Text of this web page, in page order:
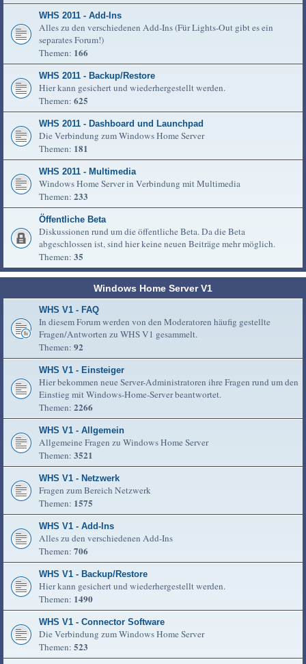
WHS 2011 - Add-Ins
Alles zu den verschiedenen Add-Ins (Für Lights-Out gibt es ein
separates Forum!)
Themen: 166
WHS 2011 - Backup/Restore
Hier kann gesichert und wiederhergestellt werden.
Themen: 625
WHS 2011 - Dashboard und Launchpad
Die Verbindung zum Windows Home Server
Themen: 181
WHS 2011 - Multimedia
Windows Home Server in Verbindung mit Multimedia
Themen: 233
Öffentliche Beta
Diskussionen rund um die öffentliche Beta. Da die Beta
abgeschlossen ist, sind hier keine neuen Beiträge mehr möglich.
Themen: 35
Windows Home Server V1
WHS V1 - FAQ
In diesem Forum werden von den Moderatoren häufig gestellte
Fragen/Antworten zu WHS V1 gesammelt.
Themen: 92
WHS V1 - Einsteiger
Hier bekommen neue Server-Administratoren ihre Fragen rund um den
Einstieg mit Windows-Home-Server beantwortet.
Themen: 2266
WHS V1 - Allgemein
Allgemeine Fragen zu Windows Home Server
Themen: 3521
WHS V1 - Netzwerk
Fragen zum Bereich Netzwerk
Themen: 1575
WHS V1 - Add-Ins
Alles zu den verschiedenen Add-Ins
Themen: 706
WHS V1 - Backup/Restore
Hier kann gesichert und wiederhergestellt werden.
Themen: 1490
WHS V1 - Connector Software
Die Verbindung zum Windows Home Server
Themen: 523